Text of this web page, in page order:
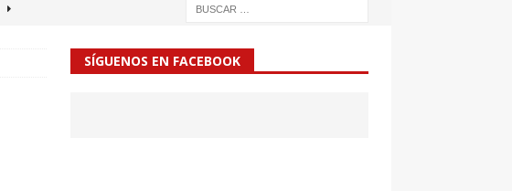
SÍGUENOS EN FACEBOOK